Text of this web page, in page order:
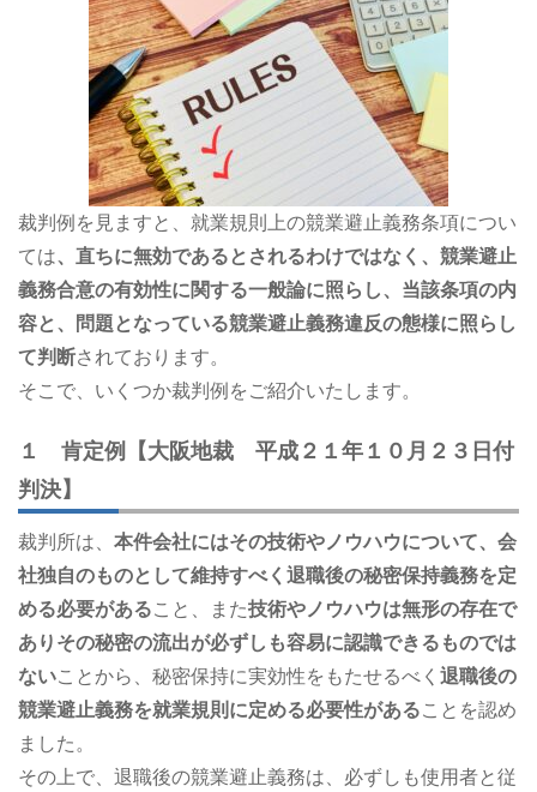
裁判例を見ますと、就業規則上の競業避止義務条項につい
ては、直ちに無効であるとされるわけではなく、競業避止
義務合意の有効性に関する一般論に照らし、当該条項の内
容と、問題となっている競業避止義務違反の態様に照らし
て判断されております。
そこで、いくつか裁判例をご紹介いたします。
１ 肯定例【大阪地裁 平成２１年１０月２３日付
判決】
裁判所は、 本件会社にはその技術やノウハウについて、会
社独自のものとして維持すべく退職後の秘密保持義務を定
める必要があること、また技術やノウハウは無形の存在で
ありその秘密の流出が必ずしも容易に認識できるものでは
ないことから、秘密保持に実効性をもたせるべく 退職後の
競業避止義務を就業規則に定める必要性があることを認め
ました。
その上で、退職後の競業避止義務は、必ずしも使用者と従